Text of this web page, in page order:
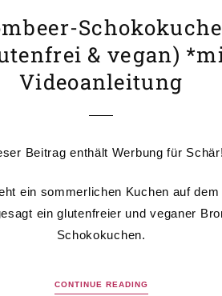
& vegan)
Videoanleitung
Beitrag enthält Werbung für
ein sommerlichen Kuchen auf dem
ein glutenfreier und veganer
Schokokuchen.
CONTINUE READING